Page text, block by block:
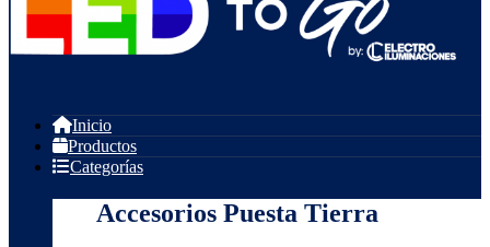
Inicio
Productos
Categorías
Accesorios Puesta Tierra